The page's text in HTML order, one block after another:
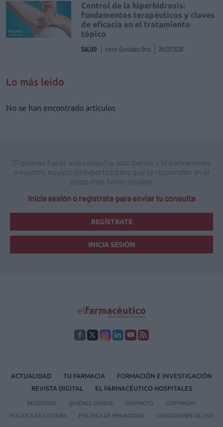
Control de la hiperhidrosis:
fundamentos terapéuticos y claves
de eficacia en el tratamiento
tópico
SALUD Irene González Orts 28/07/2026
Lo más leído
No se han encontrado artículos
Si quieres hacer una consulta, escríbenos y la derivaremos
a nuestro equipo de expertos para que te respondan en el
plazo más breve posible
Inicia sesión o regístrate para enviar tu consulta
REGÍSTRATE
INICIA SESIÓN
ACTUALIDAD TU FARMACIA
FORMACIÓN E INVESTIGACIÓN
REVISTA DIGITAL
EL FARMACÉUTICO HOSPITALES
REGÍSTRATE QUIÉNES SOMOS CONTACTO COPYRIGHT
POLÍTICA DE COOKIES POLÍTICA DE PRIVACIDAD CONDICIONES DE USO